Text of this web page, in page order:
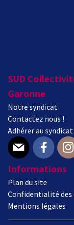
SUD
Garonne
Notre syndicat
Contactez nous !
Adhérer au syndicat
E-mail Facebook
Informations
Plan du site
Confidentialité des
Mentions légales